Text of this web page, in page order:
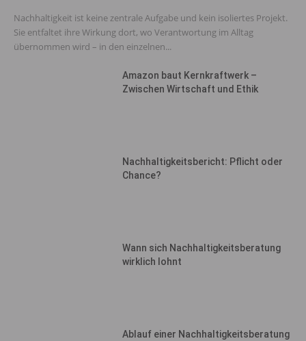
Nachhaltigkeit ist keine zentrale Aufgabe und kein isoliertes Projekt.
Sie entfaltet ihre Wirkung dort, wo Verantwortung im Alltag
übernommen wird – in den einzelnen...
Amazon baut Kernkraftwerk –
Zwischen Wirtschaft und Ethik
Nachhaltigkeitsbericht: Pflicht oder
Chance?
Wann sich Nachhaltigkeitsberatung
wirklich lohnt
Ablauf einer Nachhaltigkeitsberatung